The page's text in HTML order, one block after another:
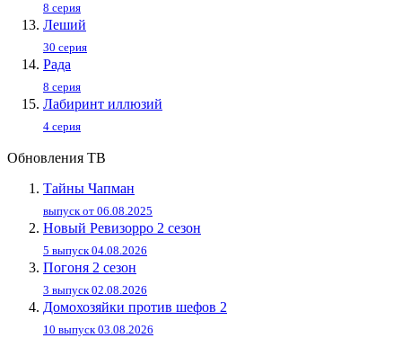
8 серия
Леший
30 серия
Рада
8 серия
Лабиринт иллюзий
4 серия
Обновления ТВ
Тайны Чапман
выпуск от 06.08.2025
Новый Ревизорро 2 сезон
5 выпуск 04.08.2026
Погоня 2 сезон
3 выпуск 02.08.2026
Домохозяйки против шефов 2
10 выпуск 03.08.2026